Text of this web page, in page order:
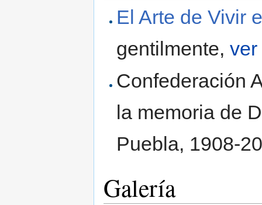
El Arte de Vivir
gentilmente,
Confederación
la memoria de
Puebla, 1908-
Galería